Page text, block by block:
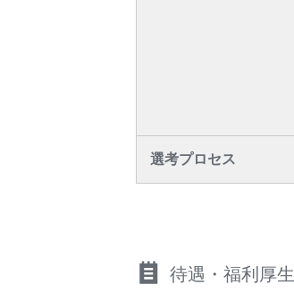
選考プロセス
待遇・福利厚生